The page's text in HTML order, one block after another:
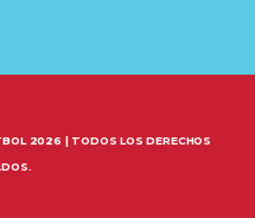
2026 | TODOS LOS DERECHOS